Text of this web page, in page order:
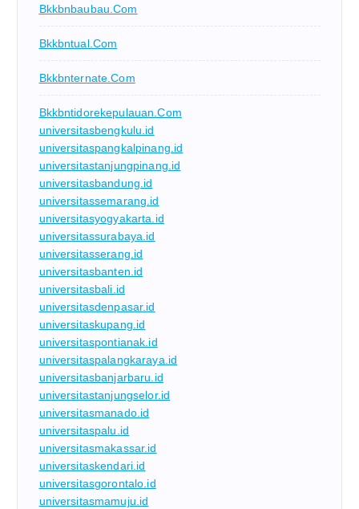
Bkkbnbaubau.com
Bkkbntual.com
Bkkbnternate.com
Bkkbntidorekepulauan.com
universitasbengkulu.id
universitaspangkalpinang.id
universitastanjungpinang.id
universitasbandung.id
universitassemarang.id
universitasyogyakarta.id
universitassurabaya.id
universitasserang.id
universitasbanten.id
universitasbali.id
universitasdenpasar.id
universitaskupang.id
universitaspontianak.id
universitaspalangkaraya.id
universitasbanjarbaru.id
universitastanjungselor.id
universitasmanado.id
universitaspalu.id
universitasmakassar.id
universitaskendari.id
universitasgorontalo.id
universitasmamuju.id